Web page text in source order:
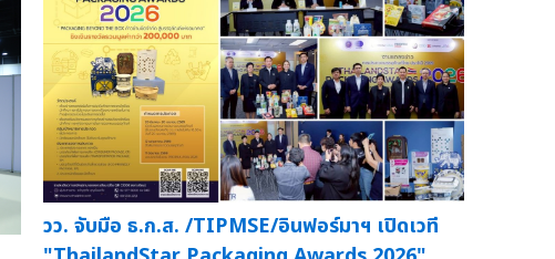
วว. จับมือ ธ.ก.ส. /TIPMSE/อินฟอร์มาฯ เปิดเวที